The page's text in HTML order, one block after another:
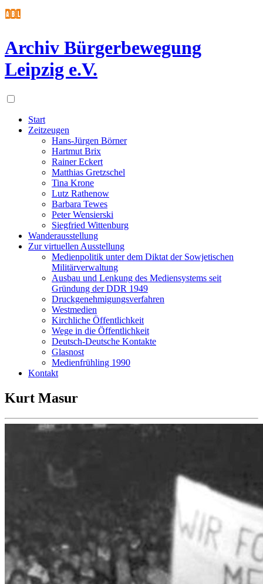
Archiv Bürgerbewegung
Leipzig e.V.
Start
Zeitzeugen
Hans-Jürgen Börner
Hartmut Brix
Rainer Eckert
Matthias Gretzschel
Tina Krone
Lutz Rathenow
Barbara Tewes
Peter Wensierski
Siegfried Wittenburg
Wanderausstellung
Zur virtuellen Ausstellung
Medienpolitik unter dem Diktat der Sowjetischen
Militärverwaltung
Ausbau und Lenkung des Mediensystems seit
Gründung der DDR 1949
Druckgenehmigungsverfahren
Westmedien
Kirchliche Öffentlichkeit
Wege in die Öffentlichkeit
Deutsch-Deutsche Kontakte
Glasnost
Medienfrühling 1990
Kontakt
Kurt Masur